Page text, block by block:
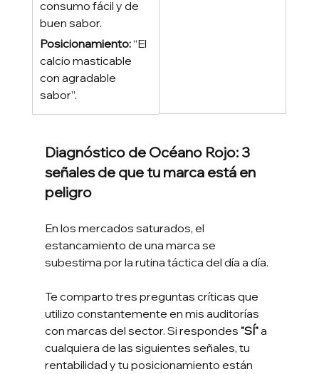
consumo fácil y de
buen sabor.
Posicionamiento: “El
calcio masticable
con agradable
sabor”.
Diagnóstico de Océano Rojo: 3
señales de que tu marca está en
peligro
En los mercados saturados, el
estancamiento de una marca se
subestima por la rutina táctica del día a día.
Te comparto tres preguntas críticas que
utilizo constantemente en mis auditorías
con marcas del sector. Si respondes "SÍ" a
cualquiera de las siguientes señales, tu
rentabilidad y tu posicionamiento están